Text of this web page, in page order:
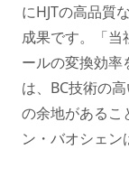
にHJTの高品質
成果です。「当
ールの変換効率
は、BC技術の
の余地があるこ
ン・バオシェン